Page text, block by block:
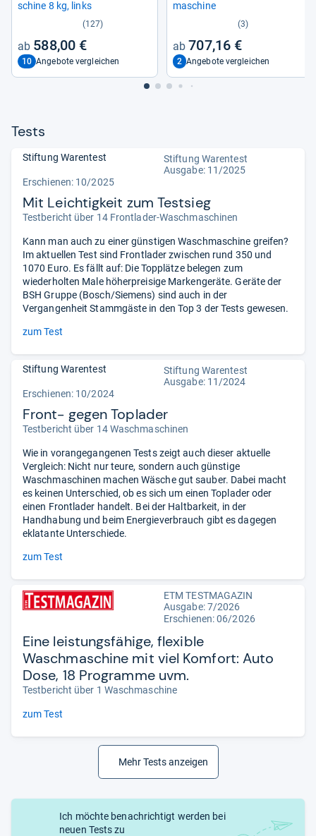
schine 8 kg, links
(127)
588,00 €
10 Angebote vergleichen
ma­schine
(3)
707,16 €
2 Angebote vergleichen
Tests
Stiftung Warentest
Stiftung Warentest
Ausgabe: 11/2025
Erschienen: 10/2025
Mit Leichtigkeit zum Testsieg
Testbericht über 14 Frontlader-Waschmaschinen
Kann man auch zu einer günstigen Waschmaschine greifen?
Im aktuellen Test sind Frontlader zwischen rund 350 und
1070 Euro. Es fällt auf: Die Topplätze belegen zum
wiederholten Male höherpreisige Markengeräte. Geräte der
BSH Gruppe (Bosch/Siemens) sind auch in der
Vergangenheit Stammgäste in den Top 3 der Tests gewesen.
zum Test
Stiftung Warentest
Stiftung Warentest
Ausgabe: 11/2024
Erschienen: 10/2024
Front- gegen Toplader
Testbericht über 14 Waschmaschinen
Wie in vorangegangenen Tests zeigt auch dieser aktuelle
Vergleich: Nicht nur teure, sondern auch günstige
Waschmaschinen machen Wäsche gut sauber. Dabei macht
es keinen Unterschied, ob es sich um einen Toplader oder
einen Frontlader handelt. Bei der Haltbarkeit, in der
Handhabung und beim Energieverbrauch gibt es dagegen
eklatante Unterschiede.
zum Test
ETM TESTMAGAZIN
Ausgabe: 7/2026
Erschienen:06/2026
Eine leistungsfähige, flexible
Waschmaschine mit viel Komfort: Auto
Dose, 18 Programme uvm.
Testbericht über 1 Waschmaschine
zum Test
Mehr Tests anzeigen
Ich möchte benachrichtigt werden bei
neuen Tests zu